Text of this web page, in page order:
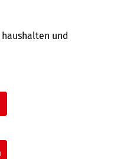
und